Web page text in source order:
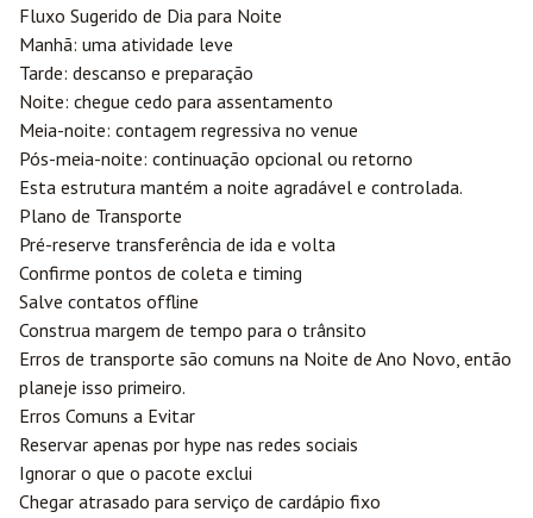
Fluxo Sugerido de Dia para Noite
Manhã: uma atividade leve
Tarde: descanso e preparação
Noite: chegue cedo para assentamento
Meia-noite: contagem regressiva no venue
Pós-meia-noite: continuação opcional ou retorno
Esta estrutura mantém a noite agradável e controlada.
Plano de Transporte
Pré-reserve transferência de ida e volta
Confirme pontos de coleta e timing
Salve contatos offline
Construa margem de tempo para o trânsito
Erros de transporte são comuns na Noite de Ano Novo, então
planeje isso primeiro.
Erros Comuns a Evitar
Reservar apenas por hype nas redes sociais
Ignorar o que o pacote exclui
Chegar atrasado para serviço de cardápio fixo